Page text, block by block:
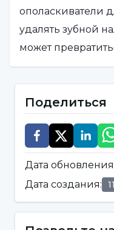
ополаскиватели
удалять зубной
может
Особенно часто
уделяющих
полостью рта и
зубы и не
Почему
Поделиться
Дата обновления
Дата создания: